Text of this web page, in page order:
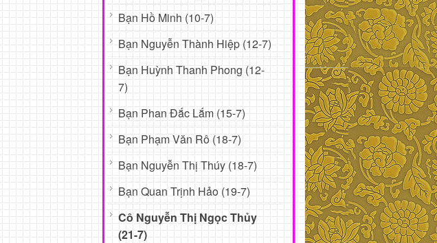
Bạn Hồ Minh (10-7)
Bạn Nguyễn Thành Hiệp (12-7)
Bạn Huỳnh Thanh Phong (12-
7)
Bạn Phan Đắc Lắm (15-7)
Bạn Phạm Văn Rô (18-7)
Bạn Nguyễn Thị Thúy (18-7)
Bạn Quan Trịnh Hảo (19-7)
Cô Nguyễn Thị Ngọc Thủy
(21-7)